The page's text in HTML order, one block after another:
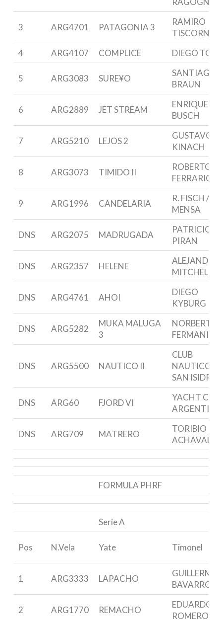
3 ARG4701 PATAGONIA 3
RAMIRO
TISCORNIA
4
ARG4107 COMPLICE DIEGO TOSI
5 ARG3083 SURE¥O
SANTIAGO
BRAUN
6 ARG2889 JET STREAM
ENRIQUE G.
BUSCH
7 ARG5210 LEJOS 2
GUSTAVO
KINACH
8 ARG3073 TIMIDO II
ROBERTO
FERRARIO
9 ARG1996 CANDELARIA
R. FISCH / P.
MENSA
DNS ARG2075 MADRUGADA
PATRICIO
PIRAN
DNS ARG2357 HELENE
ALEJANDRO
MITCHELL
DNS ARG4761 AHOI
DIEGO
KYBURG
DNS ARG5282
MUKA MALUGA
3
NORBERTO
FERMANI
DNS ARG5500 NAUTICO II
CLUB
NAUTICO
SAN ISIDRO
DNS ARG60 FJORD VI
YACHT
ARGENTINO
DNS ARG709 MATRERO
TORIBIO DE
ACHAVAL
FORMULA PHRF
Serie A
Pos N.Vela Yate Timonel
1 ARG3333 LAPACHO
GUILLERMO
BAVARRO
2 ARG1770 REMACHO
EDUARDO
ROMERO